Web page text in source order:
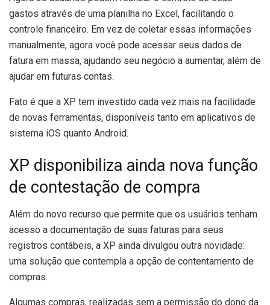
gastos através de uma planilha no Excel, facilitando o
controle financeiro. Em vez de coletar essas informações
manualmente, agora você pode acessar seus dados de
fatura em massa, ajudando seu negócio a aumentar, além de
ajudar em futuras contas.
Fato é que a XP tem investido cada vez mais na facilidade
de novas ferramentas, disponíveis tanto em aplicativos de
sistema iOS quanto Android.
XP disponibiliza ainda nova função
de contestação de compra
Além do novo recurso que permite que os usuários tenham
acesso a documentação de suas faturas para seus
registros contábeis, a XP ainda divulgou outra novidade:
uma solução que contempla a opção de contentamento de
compras.
Algumas compras, realizadas sem a permissão do dono da